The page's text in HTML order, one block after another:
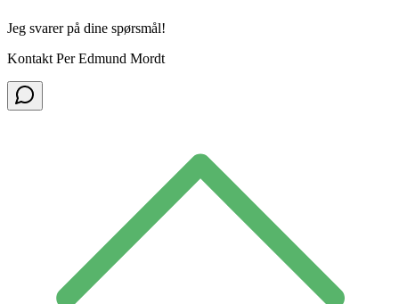
Jeg svarer på dine spørsmål!
Kontakt Per Edmund Mordt